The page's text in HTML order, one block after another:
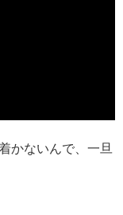
かないんで、一旦